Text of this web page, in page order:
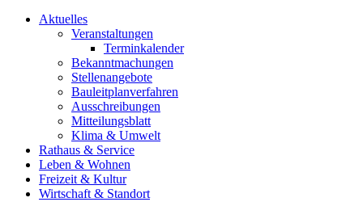
Aktuelles
Veranstaltungen
Terminkalender
Bekanntmachungen
Stellenangebote
Bauleitplanverfahren
Ausschreibungen
Mitteilungsblatt
Klima & Umwelt
Rathaus & Service
Leben & Wohnen
Freizeit & Kultur
Wirtschaft & Standort